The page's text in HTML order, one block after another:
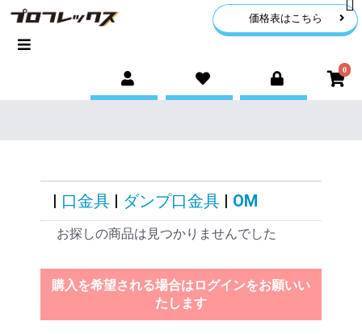
価格表はこちら
0
| 口金具 | ダンプ口金具 | OM
お探しの商品は見つかりませんでした
購入を希望される場合はログインをお願いい
たします